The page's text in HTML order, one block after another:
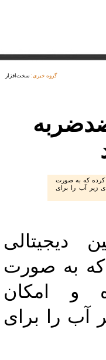
گروه خبری: سخت‌افزار
کرده که به صورت
زیر آب را برای
دیجیتالی
که به صورت
و امکان
آب را برای